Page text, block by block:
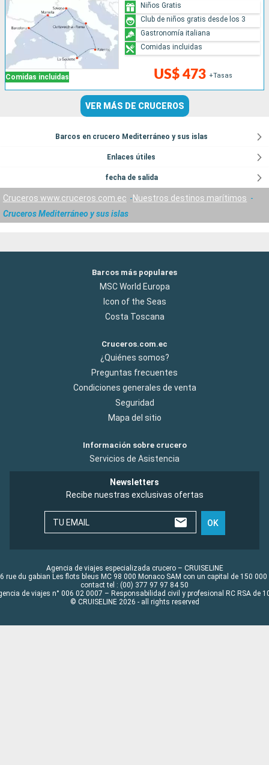
Comidas incluidas US$ 473 +Tasas
Niños Gratis
Club de niños gratis desde los 3
Gastronomía italiana
Comidas incluidas
VER MÁS DE CRUCEROS
Barcos en crucero Mediterráneo y sus islas
Enlaces útiles
fecha de salida
Cruceros www.cruceros.com.ec
Nuestros destinos marítimos
Cruceros Mediterráneo y sus islas
Barcos más populares
MSC World Europa
Icon of the Seas
Costa Toscana
Cruceros.com.ec
¿Quiénes somos?
Preguntas frecuentes
Condiciones generales de venta
Seguridad
Mapa del sitio
Información sobre crucero
Servicios de Asistencia
Newsletters
Recibe nuestras exclusivas ofertas
TU EMAIL OK
Agencia de viajes especializada crucero – CRUISELINE
rue du gabian Les flots bleus MC 98 000 Monaco SAM con un capital de 150 000
contact tel : (00) 377 97 97 84 50
de viajes n° 006 02 0007 – Responsabilidad civil y profesional RC RSA de
© CRUISELINE 2026 - all rights reserved